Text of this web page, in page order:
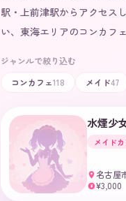
駅・上前津駅からアクセス
い、東海エリアのコンカフ
ジャンルで絞り込む
コンカフェ118 メイド47
水煙少
メイドカ
名古屋
¥ ¥3,000